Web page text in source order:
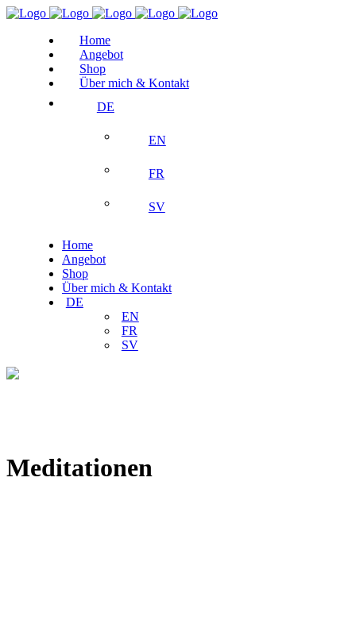
Home
Angebot
Shop
Über mich & Kontakt
DE
EN
FR
SV
Home
Angebot
Shop
Über mich & Kontakt
DE
EN
FR
SV
Meditationen